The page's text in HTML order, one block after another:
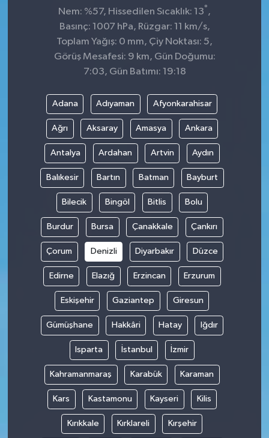
Nem: %57, Hissedilen Sıcaklık: 13° ,
Basınç: 1007 hPa, Rüzgar: 11 km/s,
Toplam Yağış: 0 mm, Çiy Noktası: 5,
Görüş Mesafesi: 9 km, Gün Doğumu:
7:03, Gün Batımı: 19:18
Adana Adıyaman Afyonkarahisar
Ağrı Aksaray Amasya Ankara
Antalya Ardahan Artvin Aydın
Balıkesir Bartın Batman Bayburt
Bilecik Bingöl Bitlis Bolu
Burdur Bursa Çanakkale Çankırı
Çorum Denizli Diyarbakır Düzce
Edirne Elazığ Erzincan Erzurum
Eskişehir Gaziantep Giresun
Gümüşhane Hakkâri Hatay Iğdır
Isparta İstanbul İzmir
Kahramanmaraş Karabük Karaman
Kars Kastamonu Kayseri Kilis
Kırıkkale Kırklareli Kırşehir